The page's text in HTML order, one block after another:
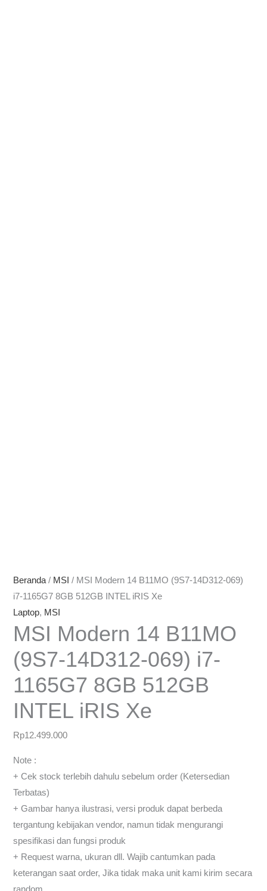
Beranda / MSI / MSI Modern 14 B11MO (9S7-14D312-069)
i7-1165G7 8GB 512GB INTEL iRIS Xe
Laptop, MSI
MSI Modern 14 B11MO
(9S7-14D312-069) i7-
1165G7 8GB 512GB
INTEL iRIS Xe
Rp12.499.000
Note :
+ Cek stock terlebih dahulu sebelum order (Ketersedian
Terbatas)
+ Gambar hanya ilustrasi, versi produk dapat berbeda
tergantung kebijakan vendor, namun tidak mengurangi
spesifikasi dan fungsi produk
+ Request warna, ukuran dll. Wajib cantumkan pada
keterangan saat order, Jika tidak maka unit kami kirim secara
random